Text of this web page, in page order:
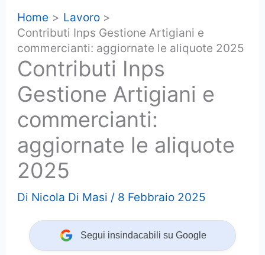
Home
Lavoro
Contributi Inps Gestione Artigiani e
commercianti: aggiornate le aliquote 2025
Contributi Inps
Gestione Artigiani e
commercianti:
aggiornate le aliquote
2025
Di Nicola Di Masi / 8 Febbraio 2025
Segui insindacabili su Google